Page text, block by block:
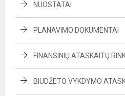
NUOSTATAI
PLANAVIMO DOKUMENTAI
FINANSINIŲ ATASKAITŲ
BIUDŽETO VYKDYMO